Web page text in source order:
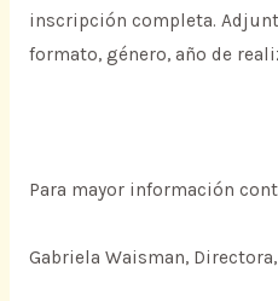
inscripción completa.
formato, género, año de
Para mayor información
Gabriela Waisman, Directora,